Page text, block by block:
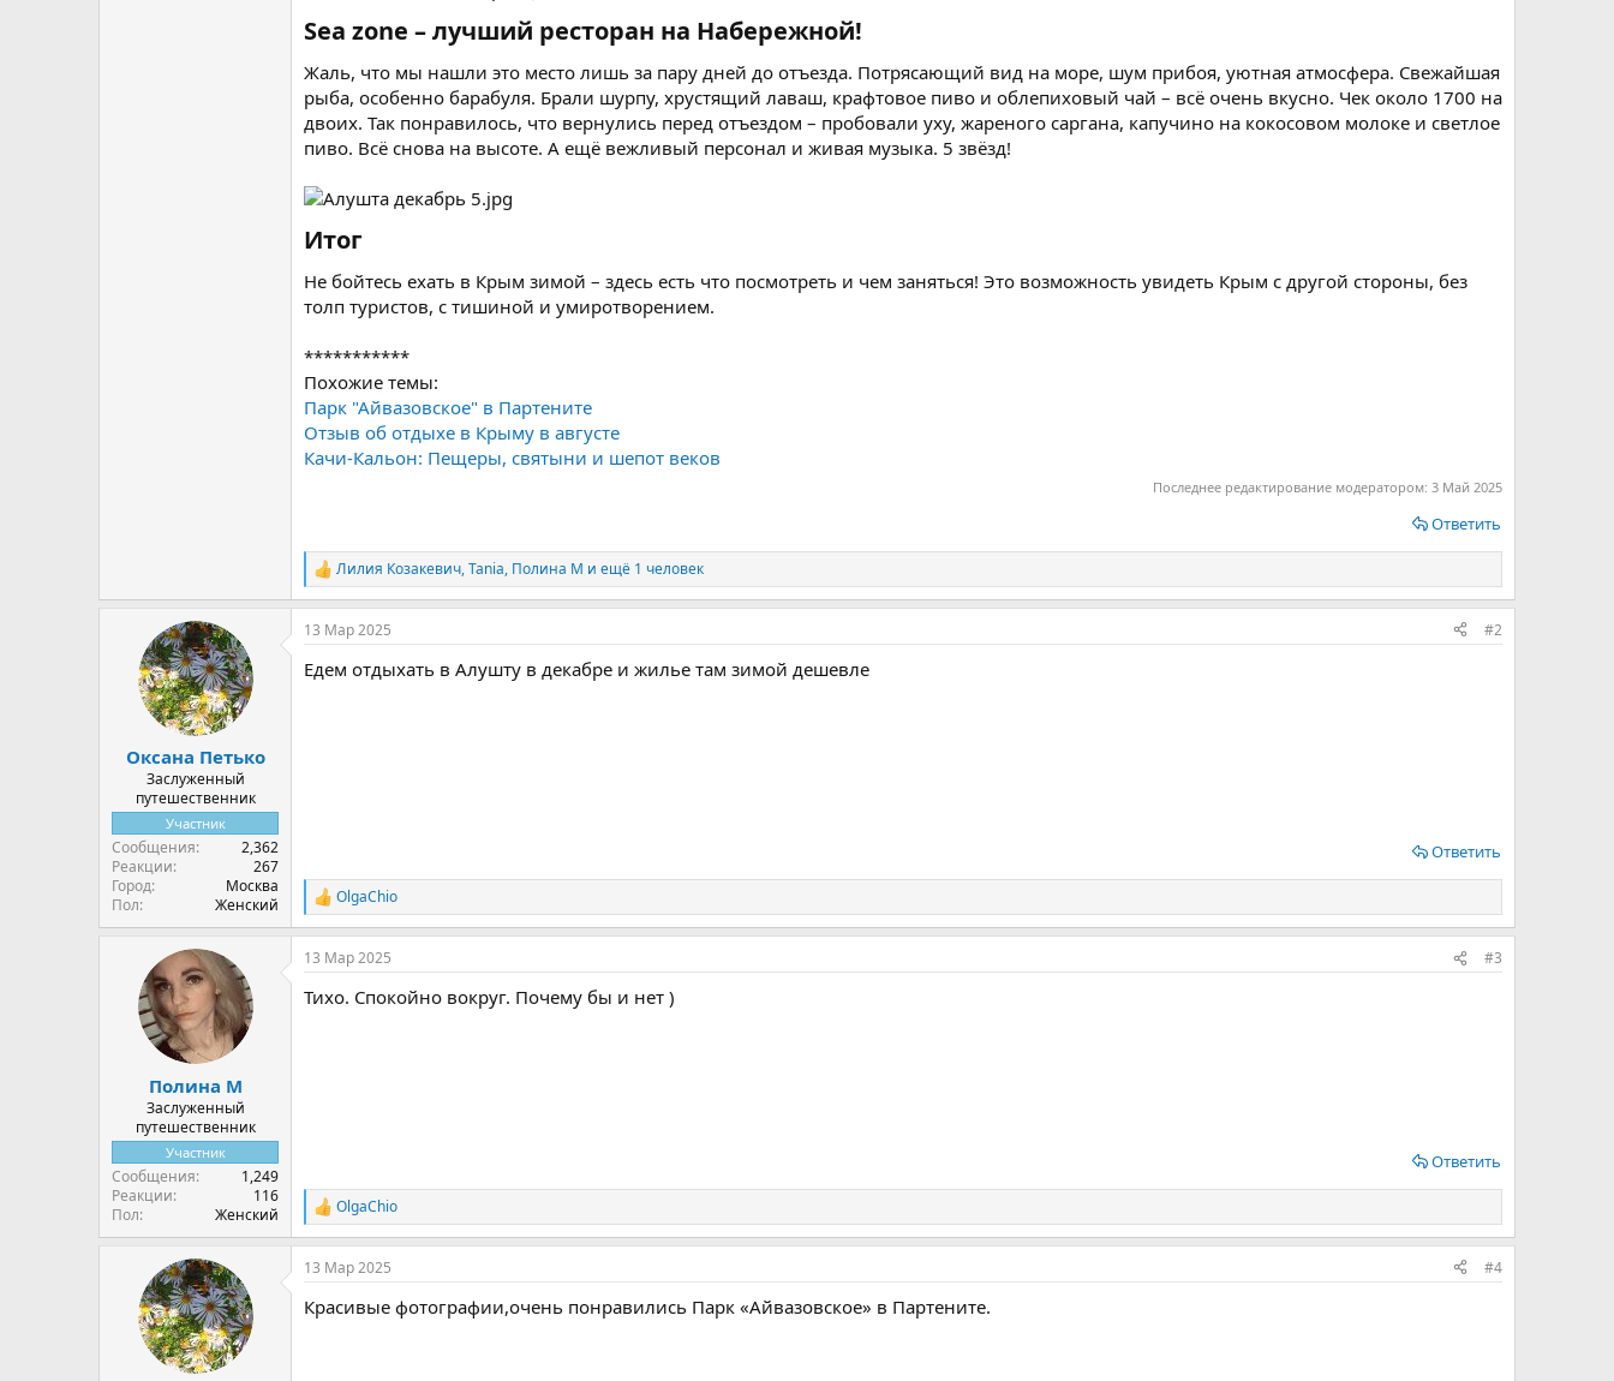
Sea zone – лучший ресторан на Набережной!​
Жаль, что мы нашли это место лишь за пару дней до отъезда. Потрясающий вид на море, шум прибоя, уютная атмосфера. Свежайшая
рыба, особенно барабуля. Брали шурпу, хрустящий лаваш, крафтовое пиво и облепиховый чай – всё очень вкусно. Чек около 1700 на
двоих. Так понравилось, что вернулись перед отъездом – пробовали уху, жареного саргана, капучино на кокосовом молоке и светлое
пиво. Всё снова на высоте. А ещё вежливый персонал и живая музыка. 5 звёзд!
Итог​
Не бойтесь ехать в Крым зимой – здесь есть что посмотреть и чем заняться! Это возможность увидеть Крым с другой стороны, без
толп туристов, с тишиной и умиротворением.
***********
Похожие темы:
Парк "Айвазовское" в Партените
Отзыв об отдыхе в Крыму в августе
Качи-Кальон: Пещеры, святыни и шепот веков
Последнее редактирование модератором: 3 Май 2025
Ответить
Р
е
а
к
и
Лилия Козакевич,Tania, Полина М и ещё 1 человек
Оксана Петько
Заслуженный
путешественник
Участник
Сообщения
2,362
Реакции
267
Город
Москва
Пол
Женский
13 Мар 2025 #2
Едем отдыхать в Алушту в декабре и жилье там зимой дешевле
Ответить
Р
е
а
к
и
OlgaChio
Полина М
Заслуженный
путешественник
Участник
Сообщения
1,249
Реакции
116
Пол
Женский
13 Мар 2025 #3
Тихо. Спокойно вокруг. Почему бы и нет )
Ответить
Р
е
а
к
и
OlgaChio
13 Мар 2025 #4
Красивые фотографии,очень понравились Парк «Айвазовское» в Партените.